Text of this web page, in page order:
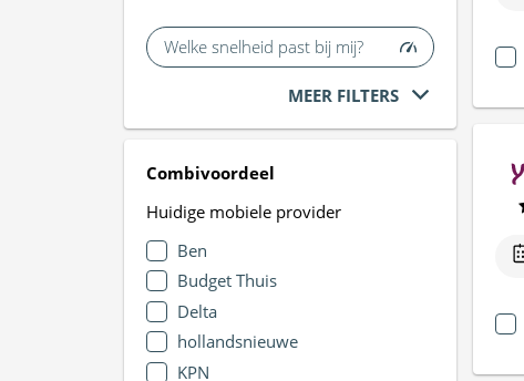
Welke snelheid past bij mij?
MEER FILTERS
Combivoordeel
Huidige mobiele provider
Ben
Budget Thuis
Delta
hollandsnieuwe
KPN